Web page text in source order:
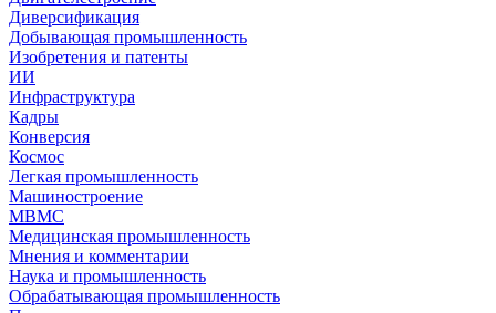
Диверсификация
Добывающая промышленность
Изобретения и патенты
ИИ
Инфраструктура
Кадры
Конверсия
Космос
Легкая промышленность
Машиностроение
МВМС
Медицинская промышленность
Мнения и комментарии
Наука и промышленность
Обрабатывающая промышленность